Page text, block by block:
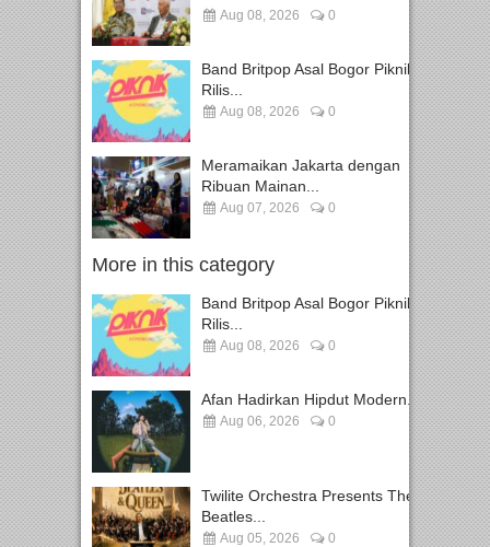
Aug 08, 2026 0
Band Britpop Asal Bogor Piknik
Rilis...
Aug 08, 2026 0
Meramaikan Jakarta dengan
Ribuan Mainan...
Aug 07, 2026 0
More in this category
Band Britpop Asal Bogor Piknik
Rilis...
Aug 08, 2026 0
Afan Hadirkan Hipdut Modern...
Aug 06, 2026 0
Twilite Orchestra Presents The
Beatles...
Aug 05, 2026 0